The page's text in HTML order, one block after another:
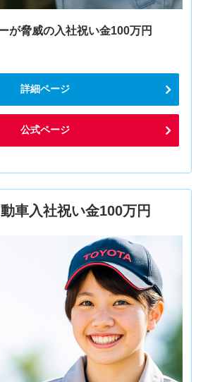
が脅威の入社祝い金100万円
詳細ページ
公式ページ
動車入社祝い金100万円